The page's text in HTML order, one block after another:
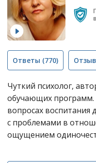
Ответы (770)
Чуткий психолог,
обучающих программ.
вопросах воспитания
с проблемами в
ощущением